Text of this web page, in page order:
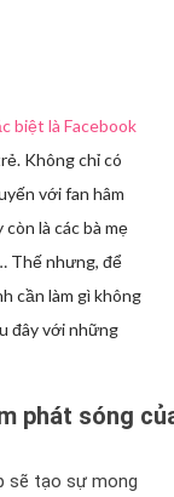
biệt là Facebook
Không chỉ có
với fan hâm
là các bà mẹ
Thế nhưng, để
cần làm gì không
đây với những
phát sóng
sẽ tạo sự mong